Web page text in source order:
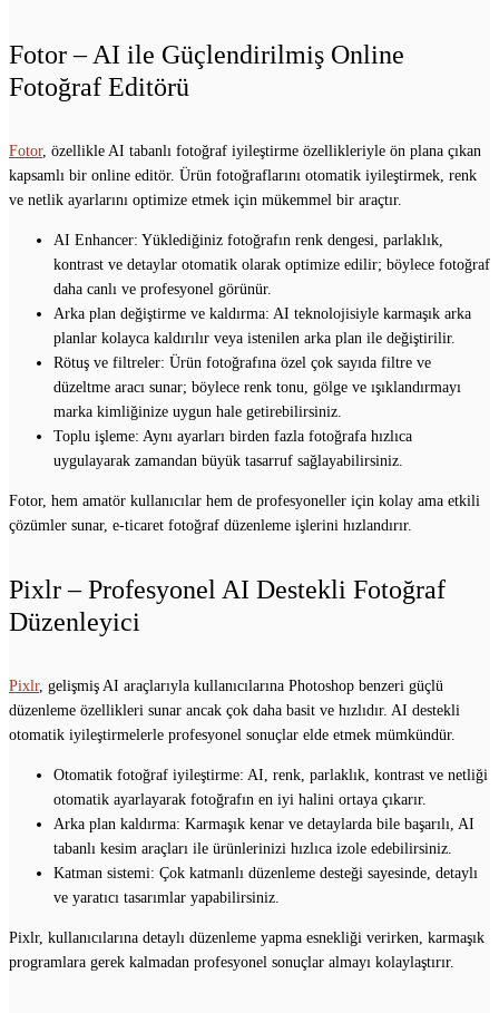
Fotor – AI ile Güçlendirilmiş Online
Fotoğraf Editörü
Fotor, özellikle AI tabanlı fotoğraf iyileştirme özellikleriyle ön plana çıkan
kapsamlı bir online editör. Ürün fotoğraflarını otomatik iyileştirmek, renk
ve netlik ayarlarını optimize etmek için mükemmel bir araçtır.
AI Enhancer: Yüklediğiniz fotoğrafın renk dengesi, parlaklık,
kontrast ve detaylar otomatik olarak optimize edilir; böylece fotoğraf
daha canlı ve profesyonel görünür.
Arka plan değiştirme ve kaldırma: AI teknolojisiyle karmaşık arka
planlar kolayca kaldırılır veya istenilen arka plan ile değiştirilir.
Rötuş ve filtreler: Ürün fotoğrafına özel çok sayıda filtre ve
düzeltme aracı sunar; böylece renk tonu, gölge ve ışıklandırmayı
marka kimliğinize uygun hale getirebilirsiniz.
Toplu işleme: Aynı ayarları birden fazla fotoğrafa hızlıca
uygulayarak zamandan büyük tasarruf sağlayabilirsiniz.
Fotor, hem amatör kullanıcılar hem de profesyoneller için kolay ama etkili
çözümler sunar, e-ticaret fotoğraf düzenleme işlerini hızlandırır.
Pixlr – Profesyonel AI Destekli Fotoğraf
Düzenleyici
Pixlr, gelişmiş AI araçlarıyla kullanıcılarına Photoshop benzeri güçlü
düzenleme özellikleri sunar ancak çok daha basit ve hızlıdır. AI destekli
otomatik iyileştirmelerle profesyonel sonuçlar elde etmek mümkündür.
Otomatik fotoğraf iyileştirme: AI, renk, parlaklık, kontrast ve netliği
otomatik ayarlayarak fotoğrafın en iyi halini ortaya çıkarır.
Arka plan kaldırma: Karmaşık kenar ve detaylarda bile başarılı, AI
tabanlı kesim araçları ile ürünlerinizi hızlıca izole edebilirsiniz.
Katman sistemi: Çok katmanlı düzenleme desteği sayesinde, detaylı
ve yaratıcı tasarımlar yapabilirsiniz.
Pixlr, kullanıcılarına detaylı düzenleme yapma esnekliği verirken, karmaşık
programlara gerek kalmadan profesyonel sonuçlar almayı kolaylaştırır.